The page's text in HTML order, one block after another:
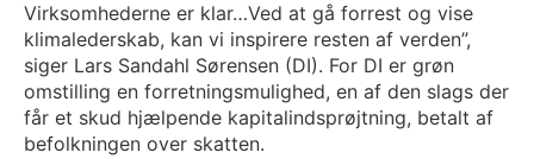
Virksomhederne er klar…Ved at gå forrest og vise
klimalederskab, kan vi inspirere resten af verden”,
siger Lars Sandahl Sørensen (DI). For DI er grøn
omstilling en forretningsmulighed, en af den slags der
får et skud hjælpende kapitalindsprøjtning, betalt af
befolkningen over skatten.